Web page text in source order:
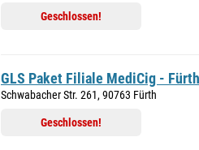
Geschlossen!
GLS Paket Filiale MediCig - Fürth
Schwabacher Str. 261, 90763 Fürth
Geschlossen!